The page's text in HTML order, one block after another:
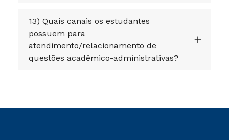
13) Quais canais os estudantes
possuem para
atendimento/relacionamento de
questões acadêmico-administrativas?